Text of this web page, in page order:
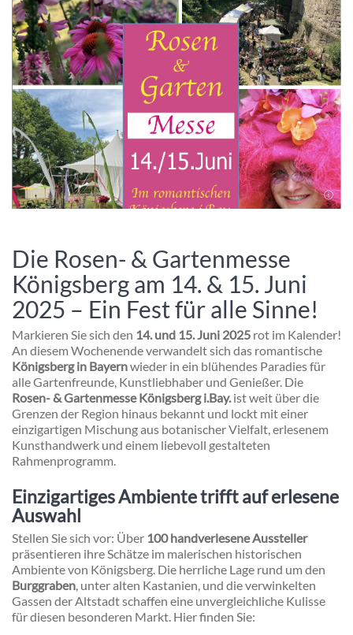
Die Rosen- & Gartenmesse
Königsberg am 14. & 15. Juni
2025 – Ein Fest für alle Sinne!
Markieren Sie sich den 14. und 15. Juni 2025 rot im Kalender!
An diesem Wochenende verwandelt sich das romantische
Königsberg in Bayernwieder in ein blühendes Paradies für
alle Gartenfreunde, Kunstliebhaber und Genießer. Die
Rosen- & Gartenmesse Königsberg i.Bay.ist weit über die
Grenzen der Region hinaus bekannt und lockt mit einer
einzigartigen Mischung aus botanischer Vielfalt, erlesenem
Kunsthandwerk und einem liebevoll gestalteten
Rahmenprogramm.
Einzigartiges Ambiente trifft auf erlesene
Auswahl
Stellen Sie sich vor: Über 100 handverlesene Aussteller
präsentieren ihre Schätze im malerischen historischen
Ambiente von Königsberg. Die herrliche Lage rund um den
Burggraben, unter alten Kastanien, und die verwinkelten
Gassen der Altstadt schaffen eine unvergleichliche Kulisse
für diesen besonderen Markt. Hier finden Sie: